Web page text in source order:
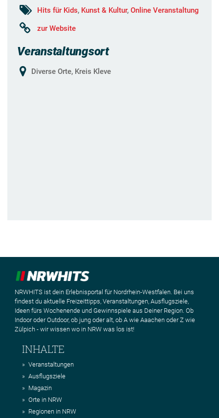
Hits für Kids, Kunst & Kultur, Online Veranstaltung
zur Website
Veranstaltungsort
Diverse Orte, Kreis Kleve
NRWHITS ist dein Erlebnisportal für Nordrhein-Westfalen. Bei uns
findest du aktuelle Freizeittipps, Veranstaltungen, Ausflugsziele,
Ideen fürs Wochenende und Gewinnspiele aus Deiner Region. Ob
Indoor oder Outdoor, ob jung oder alt, ob A wie Aaachen oder Z wie
Zülpich - wir wissen wo in NRW was los ist!
INHALTE
Veranstaltungen
Ausflugsziele
Magazin
Orte in NRW
Regionen in NRW